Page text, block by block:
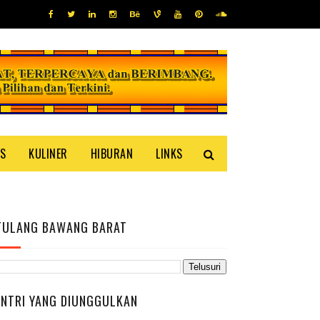
KULINER HIBURAN LINKS
BAWANG BARAT
YANG DIUNGGULKAN